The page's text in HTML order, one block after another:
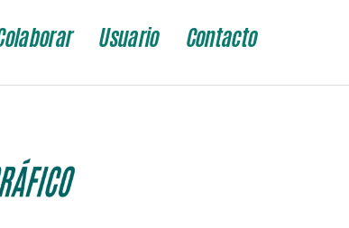
Usuario Contacto